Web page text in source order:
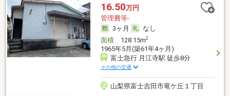
16.50万円
管理費等-
3ヶ月
なし
面積128.15m2
1965年5月(築61年4ヶ月)
富士急行 月江寺駅 徒歩8分
その他の交通
山梨県富士吉田市竜ケ丘１丁目